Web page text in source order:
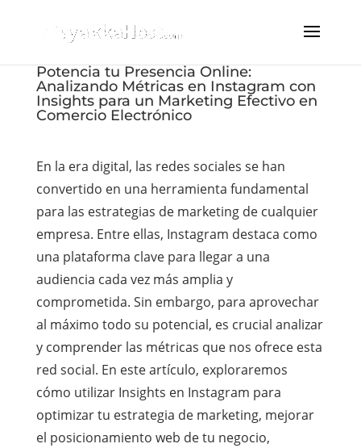
Potencia tu Presencia Online:
Analizando Métricas en Instagram con
Insights para un Marketing Efectivo en
Comercio Electrónico
En la era digital, las redes sociales se han
convertido en una herramienta fundamental
para las estrategias de marketing de cualquier
empresa. Entre ellas, Instagram destaca como
una plataforma clave para llegar a una
audiencia cada vez más amplia y
comprometida. Sin embargo, para aprovechar
al máximo todo su potencial, es crucial analizar
y comprender las métricas que nos ofrece esta
red social. En este artículo, exploraremos
cómo utilizar Insights en Instagram para
optimizar tu estrategia de marketing, mejorar
el posicionamiento web de tu negocio,